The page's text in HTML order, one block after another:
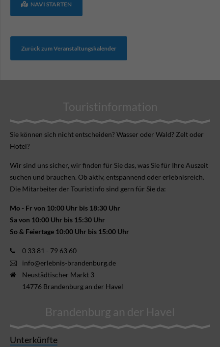
NAVI STARTEN
Zurück zum Veranstaltungskalender
Touristinformation
Sie können sich nicht ent­scheiden? Wasser oder Wald? Zelt oder
Hotel?
Wir sind uns sicher, wir finden für Sie das, was Sie für Ihre Aus­zeit
suchen und brauchen. Ob aktiv, ent­spannend oder erlebnis­reich.
Die Mitarbeiter der Touristinfo sind gern für Sie da:
Mo - Fr von 10:00 Uhr bis 18:30 Uhr
Sa von 10:00 Uhr bis 15:30 Uhr
So & Feiertage 10:00 Uhr bis 15:00 Uhr
0 33 81 - 79 63 60
info@erlebnis-brandenburg.de
Neustädtischer Markt 3
14776 Brandenburg an der Havel
Brandenburg an der Havel
Unterkünfte